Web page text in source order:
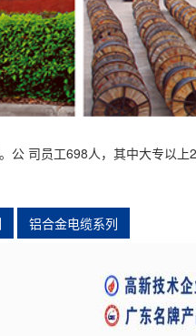
司员工698人，其中大专以
铝合金电缆系列